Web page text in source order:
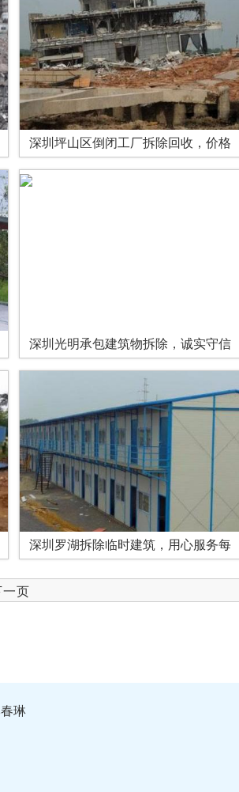
深圳坪山区倒闭工厂拆除回收，价格
深圳光明承包建筑物拆除，诚实守信
深圳罗湖拆除临时建筑，用心服务每
页
琳